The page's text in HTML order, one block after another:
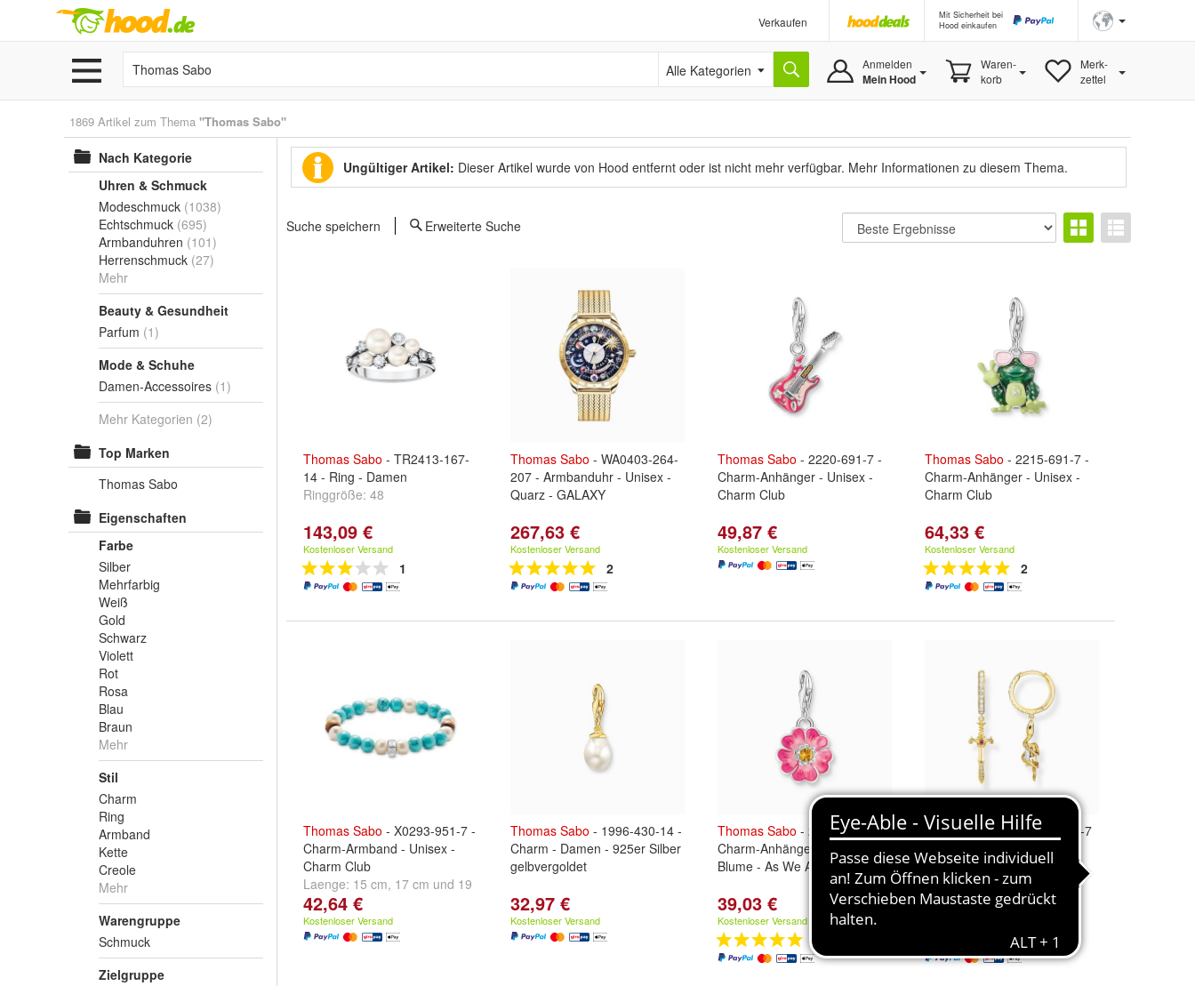
Verkaufen
Mit Sicherheit bei
Hood einkaufen
Alle Kategorien Anmelden
Mein Hood
Waren-
korb
Merk-
zettel
1869 Artikel zum Thema "Thomas Sabo"
Nach Kategorie
Uhren & Schmuck
Modeschmuck (1038)
Echtschmuck (695)
Armbanduhren (101)
Herrenschmuck (27)
Mehr
Beauty & Gesundheit
Parfum (1)
Mode & Schuhe
Damen-Accessoires (1)
Mehr Kategorien (2)
Top Marken
Thomas Sabo
Eigenschaften
Farbe
Silber
Mehrfarbig
Weiß
Gold
Schwarz
Violett
Rot
Rosa
Blau
Braun
Mehr
Stil
Charm
Ring
Armband
Kette
Creole
Mehr
Warengruppe
Schmuck
Zielgruppe
Ungültiger Artikel: Dieser Artikel wurde von Hood entfernt oder ist nicht mehr verfügbar. Mehr Informationen zu diesem Thema.
Suche speichern Erweiterte Suche
Thomas Sabo - TR2413-167-
14 - Ring - Damen
Ringgröße: 48
143,09 €
Kostenloser Versand
1
Thomas Sabo - WA0403-264-
207 - Armbanduhr - Unisex -
Quarz - GALAXY
267,63 €
Kostenloser Versand
2
Thomas Sabo - 2220-691-7 -
Charm-Anhänger - Unisex -
Charm Club
49,87 €
Kostenloser Versand
Thomas Sabo - 2215-691-7 -
Charm-Anhänger - Unisex -
Charm Club
64,33 €
Kostenloser Versand
2
Thomas Sabo - X0293-951-7 -
Charm-Armband - Unisex -
Charm Club
Laenge: 15 cm, 17 cm und 19
cm
42,64 €
Kostenloser Versand
Thomas Sabo - 1996-430-14 -
Charm - Damen - 925er Silber
gelbvergoldet
32,97 €
Kostenloser Versand
Thomas Sabo - 2208-496-7 -
Charm-Anhänger - Damen -
Blume - As We Are
39,03 €
Kostenloser Versand
Thomas Sabo - CR750-995-7
- Ohrringe - Damen - True
Romance
119,24 €
1